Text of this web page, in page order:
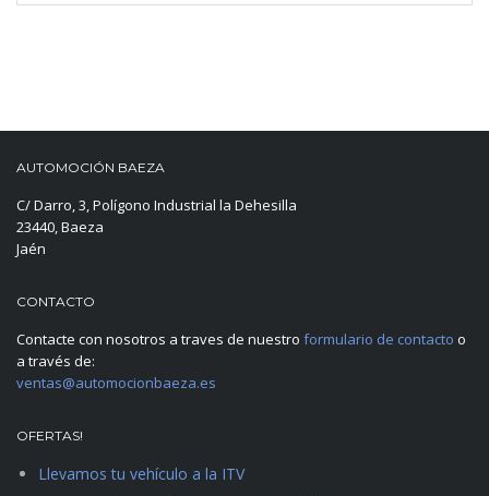
AUTOMOCIÓN BAEZA
C/ Darro, 3, Polígono Industrial la Dehesilla
23440, Baeza
Jaén
CONTACTO
Contacte con nosotros a traves de nuestro formulario de contacto o
a través de:
ventas@automocionbaeza.es
OFERTAS!
Llevamos tu vehículo a la ITV